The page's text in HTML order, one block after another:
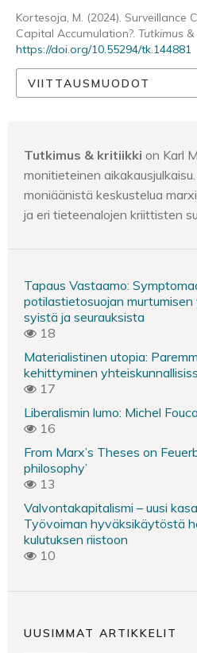
Kortesoja, M. (2024). Surveillance
Capital Accumulation?. Tutkimus
https://doi.org/10.55294/tk.144881
VIITTAUSMUODOT
Tutkimus & kritiikki on Karl
monitieteinen
moniäänistä keskustelua
ja eri tieteenalojen kriittisten
Tapaus Vastaamo:
potilastietosuojan
syistä ja seurauksista
18
Materialistinen utopia:
kehittyminen
17
Liberalismin lumo: Michel
16
From Marx’s Theses on
philosophy’
13
Valvontakapitalismi – uusi
Työvoiman hyväksikäytöstä
kulutuksen riistoon
10
UUSIMMAT ARTIKKELIT